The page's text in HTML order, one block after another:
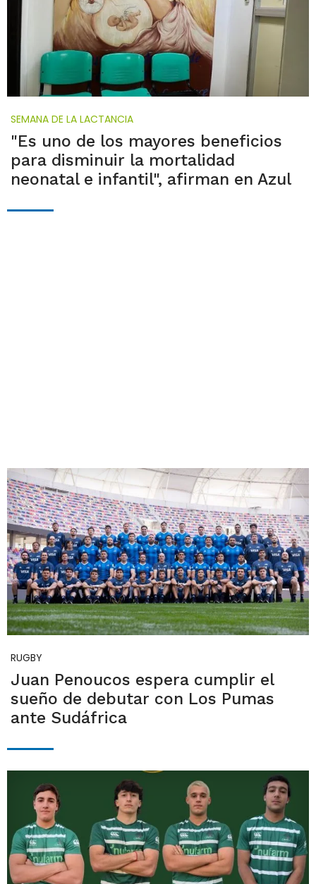
SEMANA DE LA LACTANCIA
"Es uno de los mayores beneficios
para disminuir la mortalidad
neonatal e infantil", afirman en Azul
RUGBY
Juan Penoucos espera cumplir el
sueño de debutar con Los Pumas
ante Sudáfrica